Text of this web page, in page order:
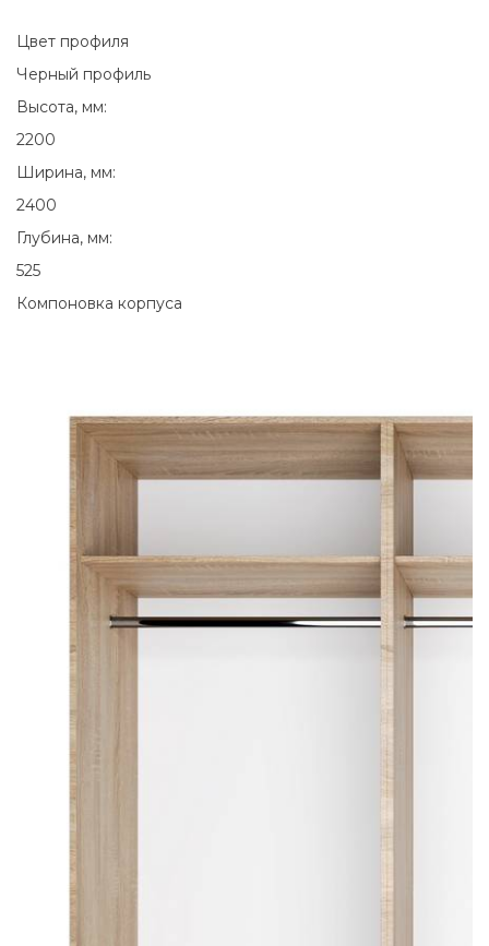
Цвет профиля
Черный профиль
Высота, мм:
2200
Ширина, мм:
2400
Глубина, мм:
525
Компоновка корпуса